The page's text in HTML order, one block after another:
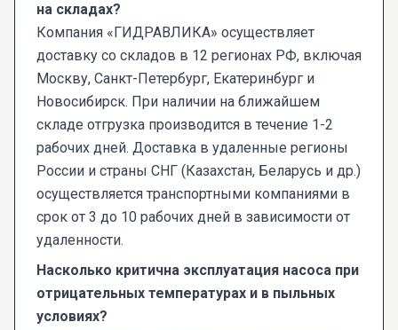
на складах?
Компания «ГИДРАВЛИКА» осуществляет
доставку со складов в 12 регионах РФ, включая
Москву, Санкт-Петербург, Екатеринбург и
Новосибирск. При наличии на ближайшем
складе отгрузка производится в течение 1-2
рабочих дней. Доставка в удаленные регионы
России и страны СНГ (Казахстан, Беларусь и др.)
осуществляется транспортными компаниями в
срок от 3 до 10 рабочих дней в зависимости от
удаленности.
Насколько критична эксплуатация насоса при
отрицательных температурах и в пыльных
условиях?